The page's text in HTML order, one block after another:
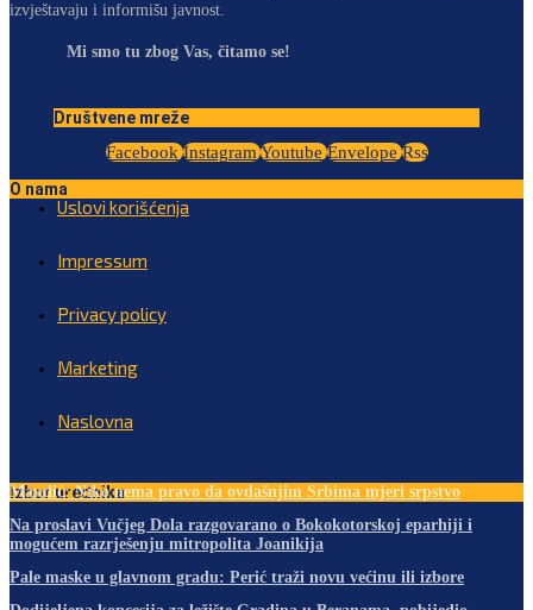
izvještavaju i informišu javnost.
Mi smo tu zbog Vas, čitamo se!
Društvene mreže
Facebook Instagram Youtube Envelope Rss
O nama
Uslovi korišćenja
Impressum
Privacy policy
Marketing
Naslovna
Izbor urednika
Mandić: Niko nema pravo da ovdašnjim Srbima mjeri srpstvo
Na proslavi Vučjeg Dola razgovarano o Bokokotorskoj eparhiji i
mogućem razrješenju mitropolita Joanikija
Pale maske u glavnom gradu: Perić traži novu većinu ili izbore